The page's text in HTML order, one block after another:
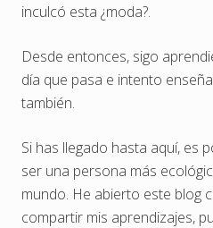
inculcó esta ¿moda?.
Desde entonces, sigo
día que pasa e intento
también.
Si has llegado hasta aquí, es
ser una persona más
mundo. He abierto este blog
compartir mis aprendizajes,